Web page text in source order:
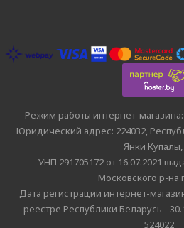
Режим работы интернет-магазина:
Юридический адрес: 224032,
Янки Купалы,
УНП 291705172 от 16.07.2021
Московского р-на
Дата регистрации интернет-
реестре Республики Беларусь -
524022